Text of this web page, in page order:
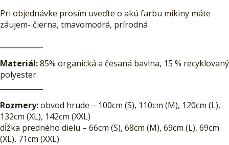
Pri objednávke prosím uveďte o akú farbu mikiny máte
záujem- čierna, tmavomodrá, prírodná
Materiál:85% organická a česaná bavlna, 15 % recyklovaný
polyester
Rozmery:obvod hrude – 100cm (S), 110cm (M), 120cm (L),
132cm (XL), 142cm (XXL)
dĺžka predného dielu – 66cm (S), 68cm (M), 69cm (L), 69cm
(XL), 71cm (XXL)